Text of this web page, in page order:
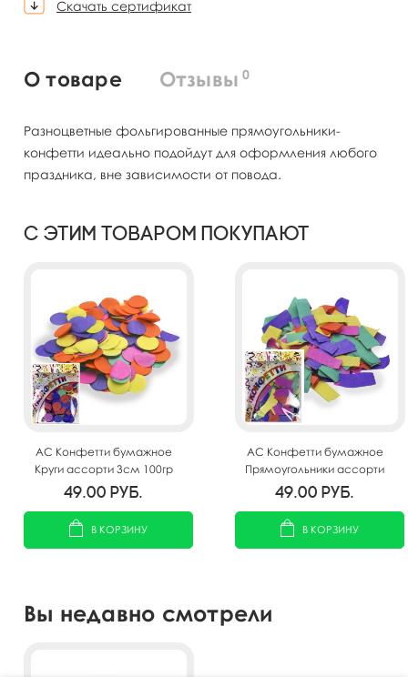
Скачать сертификат
О товаре Отзывы 0
Разноцветные фольгированные прямоугольники-
конфетти идеально подойдут для оформления любого
праздника, вне зависимости от повода.
С этим товаром покупают
AC Конфетти бумажное
Круги ассорти 3см 100гр
49.00 руб.
В КОРЗИНУ
AC Конфетти бумажное
Прямоугольники ассорти
2*5см 100гр
49.00 руб.
В КОРЗИНУ
Вы недавно смотрели